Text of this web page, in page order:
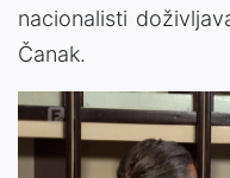
nacionalisti
Čanak.